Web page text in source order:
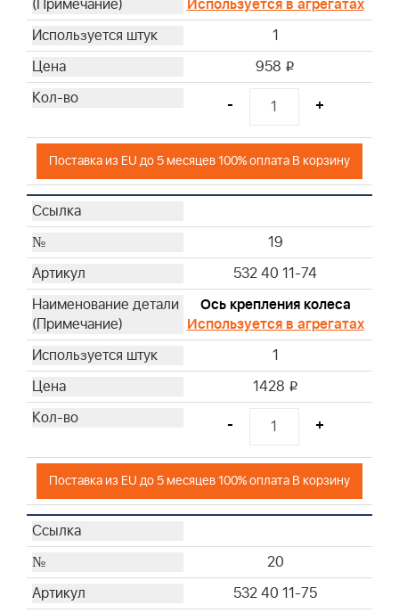
Используется в агрегатах
1
958 i
- +
Поставка из EU до 5 месяцев 100% оплата В корзину
19
532 40 11-74
Ось крепления колеса
Используется в агрегатах
1
1428 i
- +
Поставка из EU до 5 месяцев 100% оплата В корзину
20
532 40 11-75